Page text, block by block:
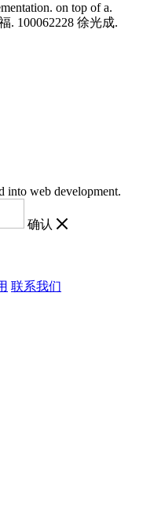
on top of a.
. 100062228 徐光成.
into web development.
确认
联系我们